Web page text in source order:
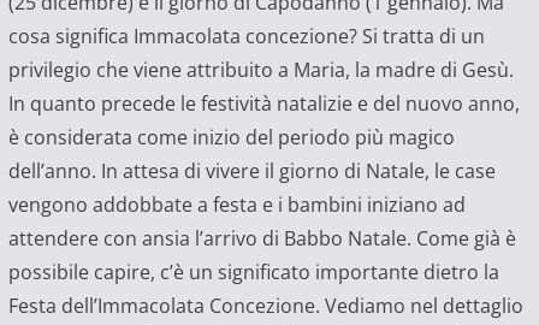
cosa significa Immacolata concezione? Si tratta di un
privilegio che viene attribuito a Maria, la madre di Gesù.
In quanto precede le festività natalizie e del nuovo anno,
è considerata come inizio del periodo più magico
dell’anno. In attesa di vivere il giorno di Natale, le case
vengono addobbate a festa e i bambini iniziano ad
attendere con ansia l’arrivo di Babbo Natale. Come già è
possibile capire, c’è un significato importante dietro la
Festa dell’Immacolata Concezione. Vediamo nel dettaglio